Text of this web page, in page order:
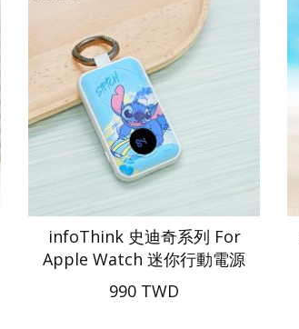
infoThink 史迪奇系列 For
Apple Watch 迷你行動電源
990 TWD